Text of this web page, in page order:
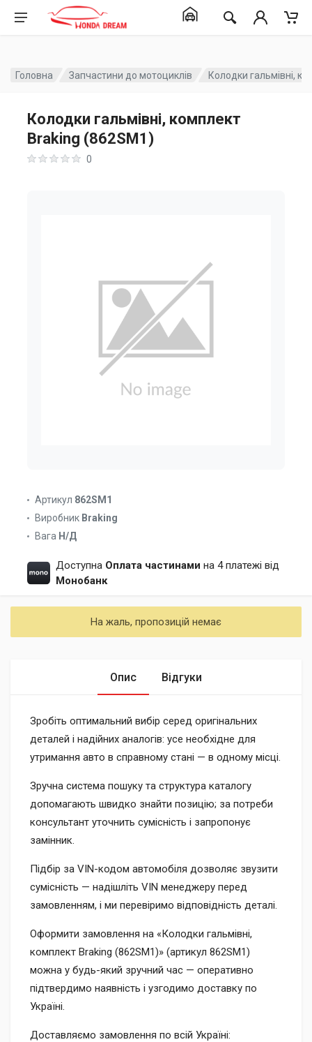
Головна Запчастини до мотоциклів Колодки гальмівні,
Колодки гальмівні, комплект
Braking (862SM1)
0
Артикул 862SM1
Виробник Braking
Вага Н/Д
Доступна Оплата частинами на 4 платежі від
Монобанк
На жаль, пропозицій немає
Опис Відгуки
Зробіть оптимальний вибір серед оригінальних
деталей і надійних аналогів: усе необхідне для
утримання авто в справному стані — в одному місці.
Зручна система пошуку та структура каталогу
допомагають швидко знайти позицію; за потреби
консультант уточнить сумісність і запропонує
замінник.
Підбір за VIN-кодом автомобіля дозволяє звузити
сумісність — надішліть VIN менеджеру перед
замовленням, і ми перевіримо відповідність деталі.
Оформити замовлення на «Колодки гальмівні,
комплект Braking (862SM1)» (артикул 862SM1)
можна у будь-який зручний час — оперативно
підтвердимо наявність і узгодимо доставку по
Україні.
Доставляємо замовлення по всій Україні: